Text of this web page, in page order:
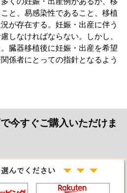
と、易感染性であること、移植
が存在する。妊娠・出産に伴う
しなければならない。しかし、
臓器移植後に妊娠・出産を希望
係者にとっての指針となるよう
今すぐご購入いただけま